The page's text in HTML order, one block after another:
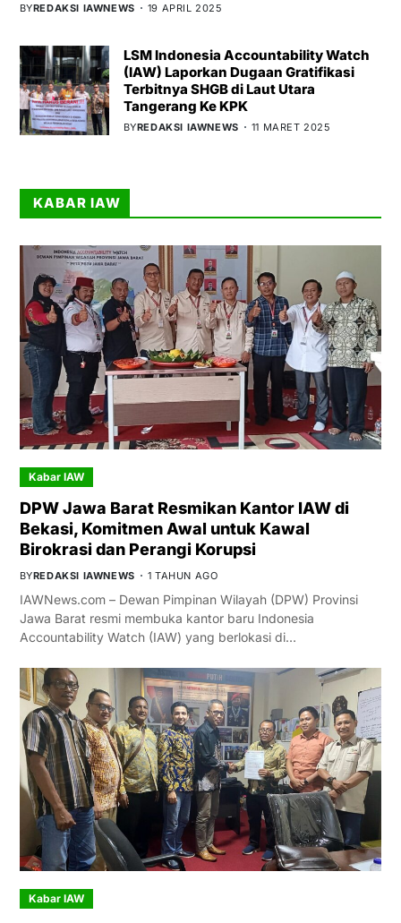
BYREDAKSI IAWNEWS 19 APRIL 2025
LSM Indonesia Accountability Watch
(IAW) Laporkan Dugaan Gratifikasi
Terbitnya SHGB di Laut Utara
Tangerang Ke KPK
BYREDAKSI IAWNEWS 11 MARET 2025
KABAR IAW
Kabar IAW
DPW Jawa Barat Resmikan Kantor IAW di
Bekasi, Komitmen Awal untuk Kawal
Birokrasi dan Perangi Korupsi
BYREDAKSI IAWNEWS 1 TAHUN AGO
IAWNews.com – Dewan Pimpinan Wilayah (DPW) Provinsi
Jawa Barat resmi membuka kantor baru Indonesia
Accountability Watch (IAW) yang berlokasi di…
Kabar IAW